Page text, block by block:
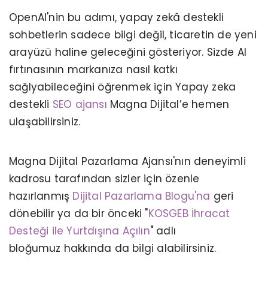
OpenAI'nin bu adımı, yapay zekâ destekli
sohbetlerin sadece bilgi değil, ticaretin de yeni
arayüzü haline geleceğini gösteriyor. Sizde AI
fırtınasının markanıza nasıl katkı
sağlyabileceğini öğrenmek için Yapay zeka
destekli SEO ajansı Magna Dijital’e hemen
ulaşabilirsiniz.
Magna Dijital Pazarlama Ajansı'nın deneyimli
kadrosu tarafından sizler için özenle
hazırlanmış Dijital Pazarlama Blogu'na geri
dönebilir ya da bir önceki "KOSGEB İhracat
Desteği ile Yurtdışına Açılın" adlı
bloğumuz hakkında da bilgi alabilirsiniz.
İÇERIK YÖNETIM SISTEMI NEDIR?